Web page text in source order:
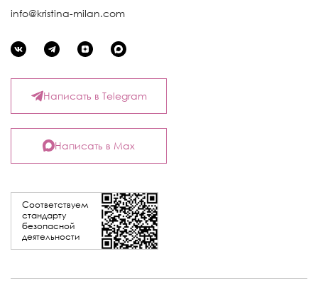
info@kristina-milan.com
Соответствуем
стандарту
безопасной
деятельности
Написать в Telegram
Написать в Max